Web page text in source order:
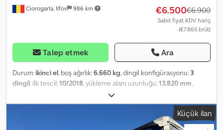
Ciorogarla, Ilfov 986 km €6.500€6.900
Sabit fiyat KDV hariç
(€7.865 brüt)
Talep etmek Ara
Durum: ikinci el, boş ağırlık:6.660 kg, dingil konfigürasyonu: 3
dingil , ilk tescil:10/2018 , yükleme alanı uzunluğu:13.820 mm
2.480 mm, yükleme alanı yüksekliği:
mm, yükleme alanı hacmi:95 m³, lastik boyutu:385/55 R22,5, dingil
, Boş ağırlık: 6660
kg, Yükleme alanı (U G Y): 13.820 mm x 2.480 mm x 2.795 mm. Lastik
Küçük ilan